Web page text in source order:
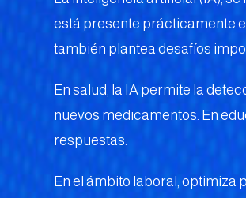
está presente prácticamente
también plantea desafíos
En salud, la IA permite la
nuevos medicamentos. En
respuestas.
En el ámbito laboral, optimiza